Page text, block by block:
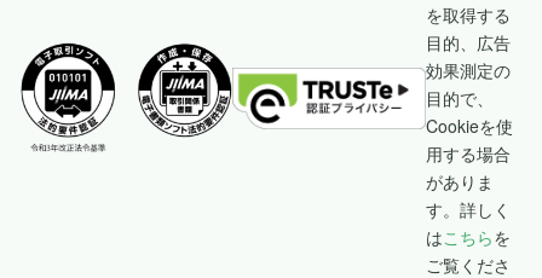
を取得する
目的、広告
効果測定の
目的で、
Cookieを使
用する場合
がありま
す。詳しく
はこちらを
ご覧くださ